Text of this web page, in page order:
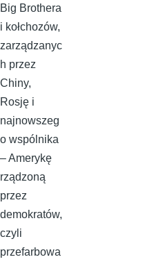
Big Brothera
i kołchozów,
zarządzanyc
h przez
Chiny,
Rosję i
najnowszeg
o wspólnika
– Amerykę
rządzoną
przez
demokratów,
czyli
przefarbowa